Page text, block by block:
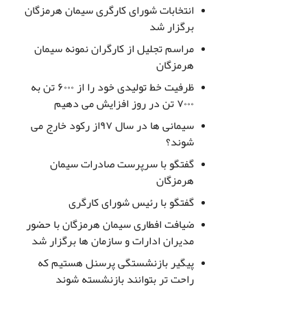
انتخابات شورای کارگری سیمان هرمزگان
برگزار شد
مراسم تجلیل از کارگران نمونه سیمان
هرمزگان
ظرفیت خط تولیدی خود را از ۶۰۰۰ تن به
۷۰۰۰ تن در روز افزایش می دهیم
سیمانی ها در سال ۹۷از رکود خارج می
شوند؟
گفتگو با سرپرست صادرات سیمان
هرمزگان
گفتگو با رئیس شورای کارگری
ضیافت افطاری سیمان هرمزگان با حضور
مدیران ادارات و سازمان ها برگزار شد
پیگیر بازنشستگی پرسنل هستیم که
راحت تر بتوانند بازنشسته شوند